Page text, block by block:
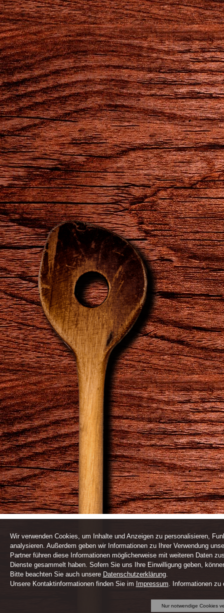
Wir verwenden Cookies, um Inhalte und Anzeigen zu personalisieren,
analysieren. Außerdem geben wir Informationen zu Ihrer Verwendung
Partner führen diese Informationen möglicherweise mit weiteren Daten
Dienste gesammelt haben. Sofern Sie uns Ihre Einwilligung geben,
Bitte beachten Sie auch unsere Datenschutzerklärung.
Unsere Kontaktinformationen finden Sie im Impressum . Informationen
Nur notwendige Cookies